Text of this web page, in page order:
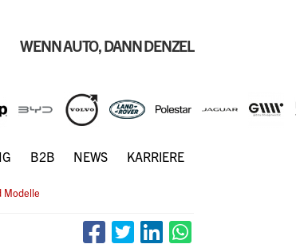
WENN AUTO, DANN DENZEL
B2B NEWS KARRIERE
Modelle